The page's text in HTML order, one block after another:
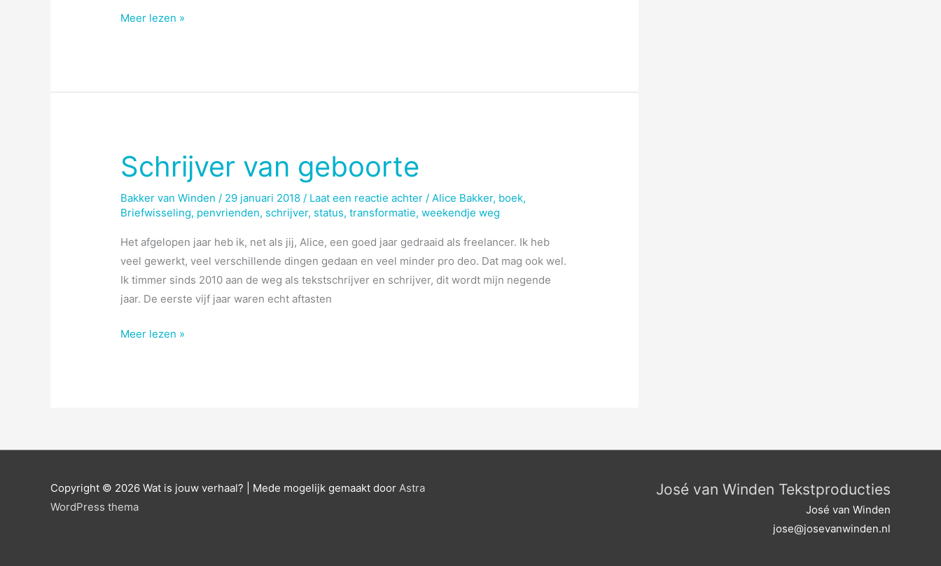
Schrijven
Meer lezen »
Schrijver van geboorte
Bakker van Winden / 29 januari 2018/ Laat een reactie achter /Alice Bakker, boek,
Briefwisseling, penvrienden, schrijver, status,transformatie,weekendje weg
Het afgelopen jaar heb ik, net als jij, Alice, een goed jaar gedraaid als freelancer. Ik heb
veel gewerkt, veel verschillende dingen gedaan en veel minder pro deo. Dat mag ook wel.
Ik timmer sinds 2010 aan de weg als tekstschrijver en schrijver, dit wordt mijn negende
jaar. De eerste vijf jaar waren echt aftasten
Schrijver
Meer lezen »
Copyright © 2026 Wat is jouw verhaal? | Mede mogelijk gemaakt door Astra
WordPress thema
José van Winden Tekstproducties
José van Winden
jose@josevanwinden.nl